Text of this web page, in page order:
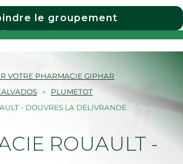
pharmacie
le groupement
VOTRE PHARMACIE GIPHAR
PLUMETOT
- DOUVRES LA DELIVRANDE
ROUAULT -